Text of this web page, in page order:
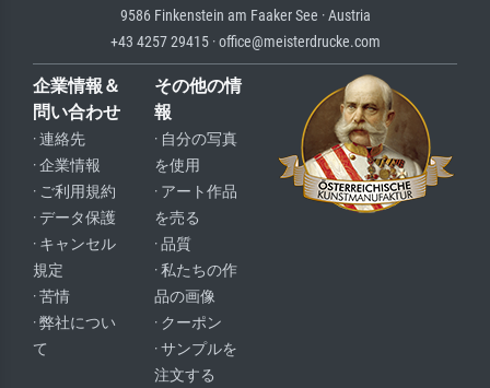
9586 Finkenstein am Faaker See · Austria
+43 4257 29415 · office@meisterdrucke.com
企業情報＆
問い合わせ
· 連絡先
· 企業情報
· ご利用規約
· データ保護
· キャンセル
規定
· 苦情
· 弊社につい
て
その他の情
報
· 自分の写真
を使用
· アート作品
を売る
· 品質
· 私たちの作
品の画像
· クーポン
· サンプルを
注文する